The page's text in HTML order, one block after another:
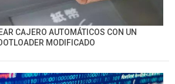
CAJERO AUTOMÁTICOS CON UN
MODIFICADO